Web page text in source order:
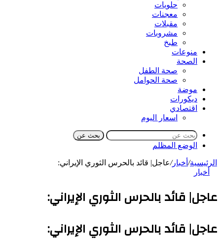
حلويات
معجنات
مقبلات
مشروبات
طبخ
منوعات
الصحة
صحة الطفل
صحة الحوامل
موضة
ديكورات
اقتصادي
اسعار اليوم
بحث عن
الوضع المظلم
الرئيسية/ أخبار/عاجل| قائد بالحرس الثوري الإيراني:
أخبار
عاجل| قائد بالحرس الثوري الإيراني:
عاجل| قائد بالحرس الثوري الإيراني: